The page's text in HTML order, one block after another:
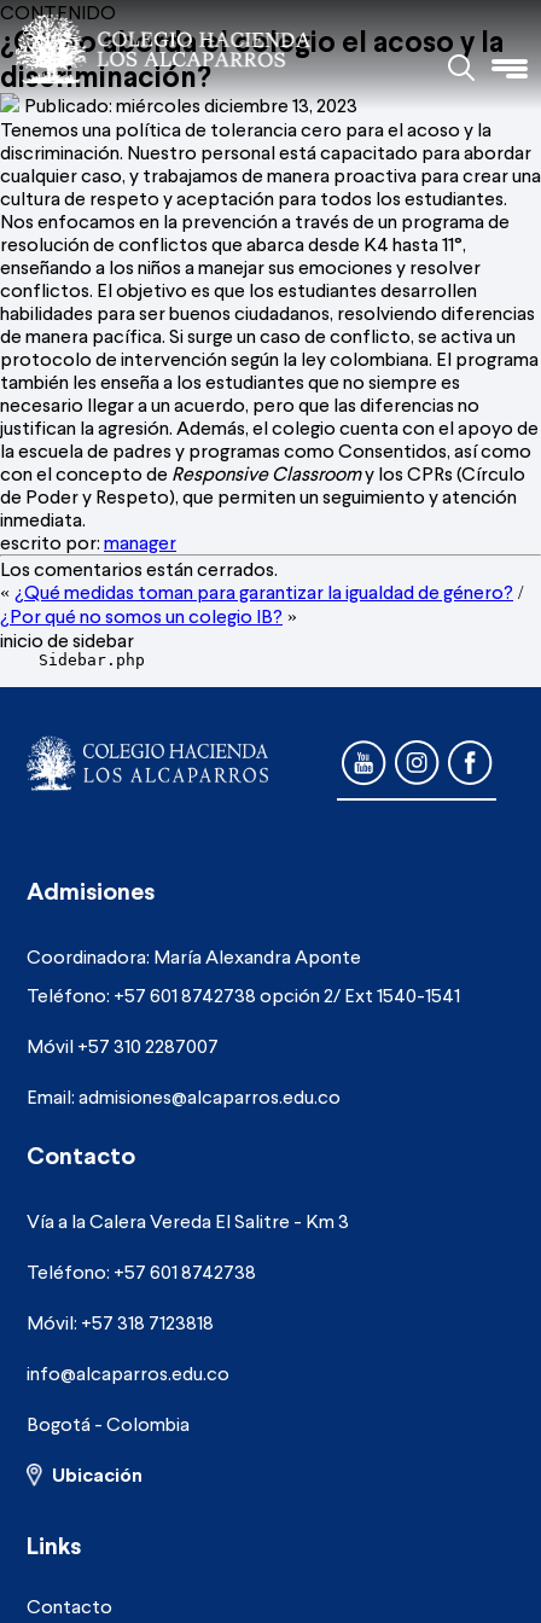
CONTENIDO
¿Cómo aborda el colegio el acoso y la
discriminación?
Publicado: miércoles diciembre 13, 2023
Tenemos una política de tolerancia cero para el acoso y la
discriminación. Nuestro personal está capacitado para abordar
cualquier caso, y trabajamos de manera proactiva para crear una
cultura de respeto y aceptación para todos los estudiantes.
Nos enfocamos en la prevención a través de un programa de
resolución de conflictos que abarca desde K4 hasta 11°,
enseñando a los niños a manejar sus emociones y resolver
conflictos. El objetivo es que los estudiantes desarrollen
habilidades para ser buenos ciudadanos, resolviendo diferencias
de manera pacífica. Si surge un caso de conflicto, se activa un
protocolo de intervención según la ley colombiana. El programa
también les enseña a los estudiantes que no siempre es
necesario llegar a un acuerdo, pero que las diferencias no
justifican la agresión. Además, el colegio cuenta con el apoyo de
la escuela de padres y programas como Consentidos, así como
con el concepto de Responsive Classroomy los CPRs (Círculo
de Poder y Respeto), que permiten un seguimiento y atención
inmediata.
escrito por: manager
Los comentarios están cerrados.
« ¿Qué medidas toman para garantizar la igualdad de género? /
¿Por qué no somos un colegio IB? »
inicio de sidebar
    Sidebar.php
Admisiones
Coordinadora: María Alexandra Aponte
Teléfono: +57 601 8742738 opción 2/ Ext 1540-1541
Móvil +57 310 2287007
Email:admisiones@alcaparros.edu.co
Contacto
Vía a la Calera Vereda El Salitre - Km 3
Teléfono: +57 601 8742738
Móvil: +57 318 7123818
info@alcaparros.edu.co
Bogotá - Colombia
Ubicación
Links
Contacto